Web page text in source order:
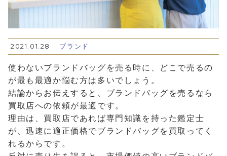
2021.01.28 ブランド
使わないブランドバッグを売る時に、どこで売るの
が最も最適か悩む方は多いでしょう。
結論からお伝えすると、ブランドバッグを売るなら
買取店への依頼が最適です。
理由は、買取店であれば専門知識を持った鑑定士
が、迅速に適正価格でブランドバッグを買取ってく
れるからです。